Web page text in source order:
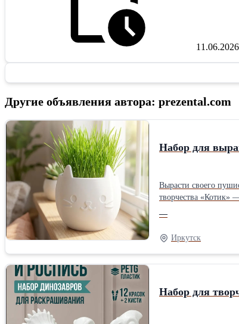
11.06.2026
Другие объявления автора: prezental.com
Набор для
Вырасти своего пушистого друга! Мечтаете о питомце, который не требует прогулок, но дарит море
творчества «Котик»
который будет радовать глаз каждый день. Это идеальный подарок для: Творческих
—
Иркутск
Набор для